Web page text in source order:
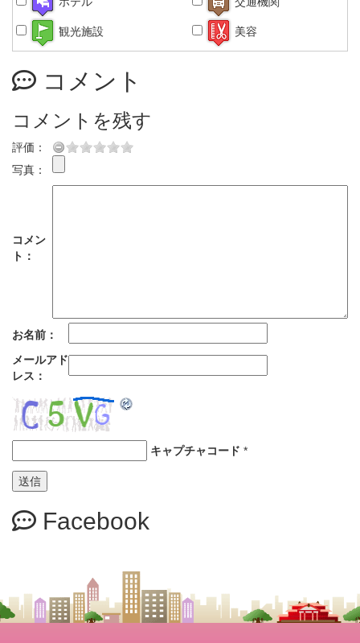
観光施設 美容
コメント
コメントを残す
評価：
写真：
コメン
ト：
お名前：
メールアド
レス：
キャプチャコード *
Facebook